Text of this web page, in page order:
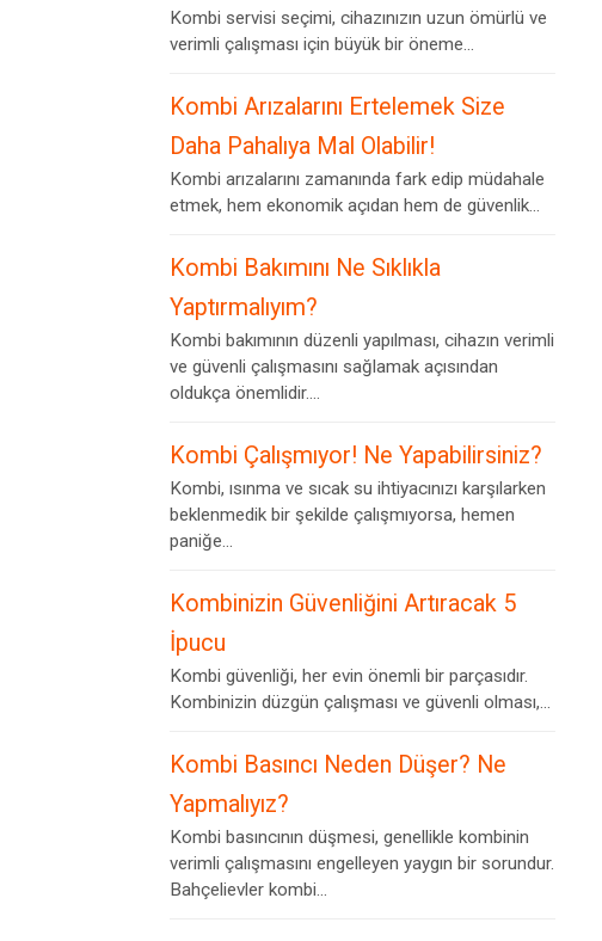
Kombi servisi seçimi, cihazınızın uzun ömürlü ve
verimli çalışması için büyük bir öneme...
Kombi Arızalarını Ertelemek Size
Daha Pahalıya Mal Olabilir!
Kombi arızalarını zamanında fark edip müdahale
etmek, hem ekonomik açıdan hem de güvenlik...
Kombi Bakımını Ne Sıklıkla
Yaptırmalıyım?
Kombi bakımının düzenli yapılması, cihazın verimli
ve güvenli çalışmasını sağlamak açısından
oldukça önemlidir....
Kombi Çalışmıyor! Ne Yapabilirsiniz?
Kombi, ısınma ve sıcak su ihtiyacınızı karşılarken
beklenmedik bir şekilde çalışmıyorsa, hemen
paniğe...
Kombinizin Güvenliğini Artıracak 5
İpucu
Kombi güvenliği, her evin önemli bir parçasıdır.
Kombinizin düzgün çalışması ve güvenli olması,...
Kombi Basıncı Neden Düşer? Ne
Yapmalıyız?
Kombi basıncının düşmesi, genellikle kombinin
verimli çalışmasını engelleyen yaygın bir sorundur.
Bahçelievler kombi...